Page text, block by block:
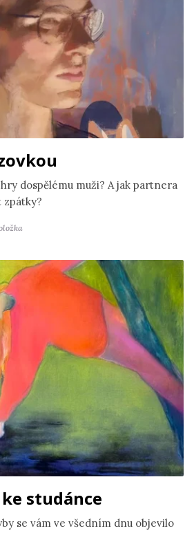
dospělému muži? A jak partnera
zpátky?
studánce
se vám ve všedním dnu objevilo